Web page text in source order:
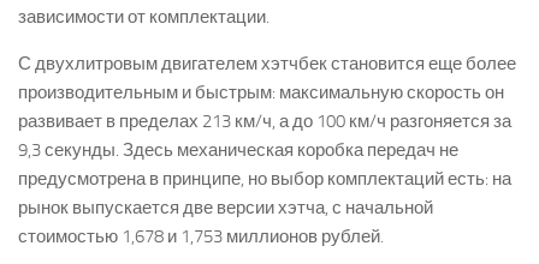
зависимости от комплектации.
С двухлитровым двигателем хэтчбек становится еще более
производительным и быстрым: максимальную скорость он
развивает в пределах 213 км/ч, а до 100 км/ч разгоняется за
9,3 секунды. Здесь механическая коробка передач не
предусмотрена в принципе, но выбор комплектаций есть: на
рынок выпускается две версии хэтча, с начальной
стоимостью 1,678 и 1,753 миллионов рублей.